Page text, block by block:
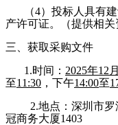
（4） 投标人具有
产许可证。（提供相关
三、获取采购文件
1.时间： 2025年12 月
至11:30 ，下午14:00至
2.地点：深圳市
冠商务大厦1403